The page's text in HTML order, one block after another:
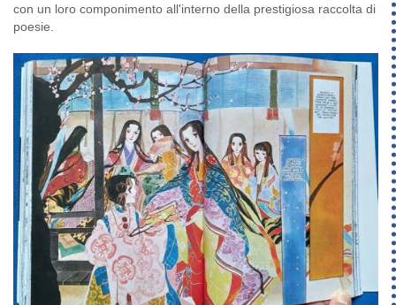
con un loro componimento all'interno della prestigiosa raccolta di
poesie.